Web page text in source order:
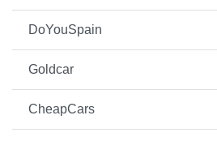
DoYouSpain
Goldcar
CheapCars